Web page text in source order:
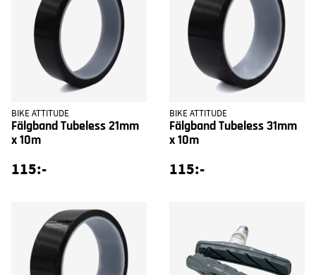
BIKE ATTITUDE
Fälgband Tubeless 21mm
x 10m
115:-
BIKE ATTITUDE
Fälgband Tubeless 31mm
x 10m
115:-